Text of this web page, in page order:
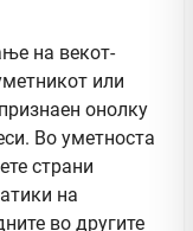
на векот-
или
онолку
Во уметноста
страни
на
во другите